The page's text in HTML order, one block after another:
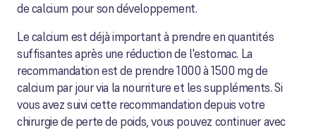
de calcium pour son développement.
Le calcium est déjà important à prendre en quantités
suffisantes après une réduction de l'estomac. La
recommandation est de prendre 1000 à 1500 mg de
calcium par jour via la nourriture et les suppléments. Si
vous avez suivi cette recommandation depuis votre
chirurgie de perte de poids, vous pouvez continuer avec